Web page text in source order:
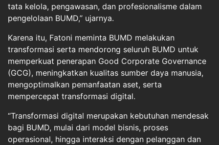
tata kelola, pengawasan, dan profesionalisme dalam
pengelolaan BUMD,” ujarnya.
Karena itu, Fatoni meminta BUMD melakukan
transformasi serta mendorong seluruh BUMD untuk
memperkuat penerapan Good Corporate Governance
(GCG), meningkatkan kualitas sumber daya manusia,
mengoptimalkan pemanfaatan aset, serta
mempercepat transformasi digital.
“Transformasi digital merupakan kebutuhan mendesak
bagi BUMD, mulai dari model bisnis, proses
operasional, hingga interaksi dengan pelanggan dan